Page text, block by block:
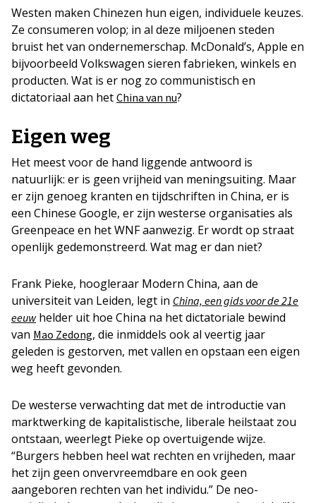
Westen maken Chinezen hun eigen, individuele keuzes.
Ze consumeren volop; in al deze miljoenen steden
bruist het van ondernemerschap. McDonald’s, Apple en
bijvoorbeeld Volkswagen sieren fabrieken, winkels en
producten. Wat is er nog zo communistisch en
dictatoriaal aan het China van nu?
Eigen weg
Het meest voor de hand liggende antwoord is
natuurlijk: er is geen vrijheid van meningsuiting. Maar
er zijn genoeg kranten en tijdschriften in China, er is
een Chinese Google, er zijn westerse organisaties als
Greenpeace en het WNF aanwezig. Er wordt op straat
openlijk gedemonstreerd. Wat mag er dan niet?
Frank Pieke, hoogleraar Modern China, aan de
universiteit van Leiden, legt in China, een gids voor de 21e
eeuwhelder uit hoe China na het dictatoriale bewind
van Mao Zedong, die inmiddels ook al veertig jaar
geleden is gestorven, met vallen en opstaan een eigen
weg heeft gevonden.
De westerse verwachting dat met de introductie van
marktwerking de kapitalistische, liberale heilstaat zou
ontstaan, weerlegt Pieke op overtuigende wijze.
“Burgers hebben heel wat rechten en vrijheden, maar
het zijn geen onvervreemdbare en ook geen
aangeboren rechten van het individu.” De neo-